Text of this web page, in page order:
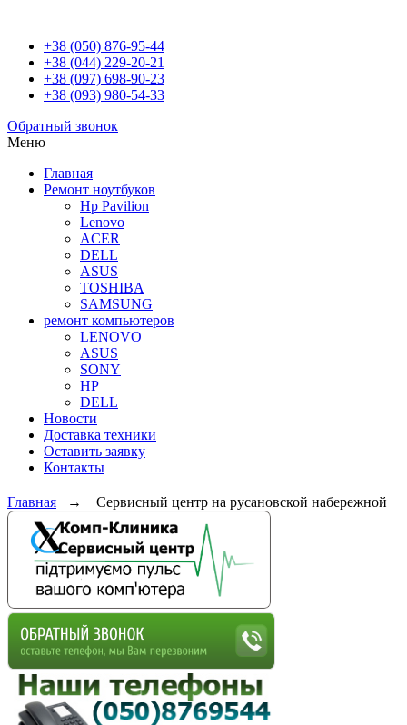
+38 (050) 876-95-44
+38 (044) 229-20-21
+38 (097) 698-90-23
+38 (093) 980-54-33
Обратный звонок
Меню
Главная
Ремонт ноутбуков
Hp Pavilion
Lenovo
ACER
DELL
ASUS
TOSHIBA
SAMSUNG
ремонт компьютеров
LENOVO
ASUS
SONY
HP
DELL
Новости
Доставка техники
Оставить заявку
Контакты
Главная → Сервисный центр на русановской набережной